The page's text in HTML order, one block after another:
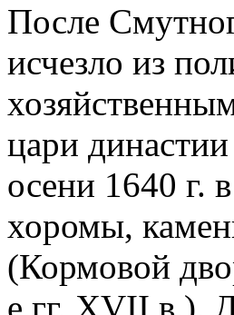
После
исчезло из
цари
осени 1640 г.
хоромы,
(Кормовой
е гг. XVII в.).